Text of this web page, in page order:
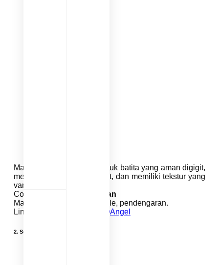
Mainan sensorik terbaik untuk batita yang aman digigit,
mengeluarkan suara lembut, dan memiliki tekstur yang
variatif.
Cocok untuk usia:
3-12 bulan
Manfaat: stimulasi oral, tactile, pendengaran.
Link pembelian :
Shopee IQAngel
2. Sensory Ball Soft Grip